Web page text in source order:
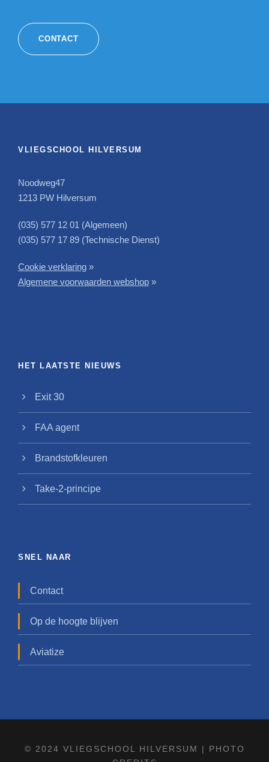
CONTACT
VLIEGSCHOOL HILVERSUM
Noodweg47
1213 PW Hilversum
(035) 577 12 01 (Algemeen)
(035) 577 17 89 (Technische Dienst)
Cookie verklaring »
Algemene voorwaarden webshop »
HET LAATSTE NIEUWS
Exit 30
FAA agent
Brandstofkleuren
Take-2-principe
SNEL NAAR
Contact
Op de hoogte blijven
Aviatize
© 2024 VLIEGSCHOOL HILVERSUM | PHOTO